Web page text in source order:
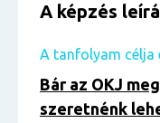
A képzés
A tanfolyam célja
Bár az OKJ
szeretnénk